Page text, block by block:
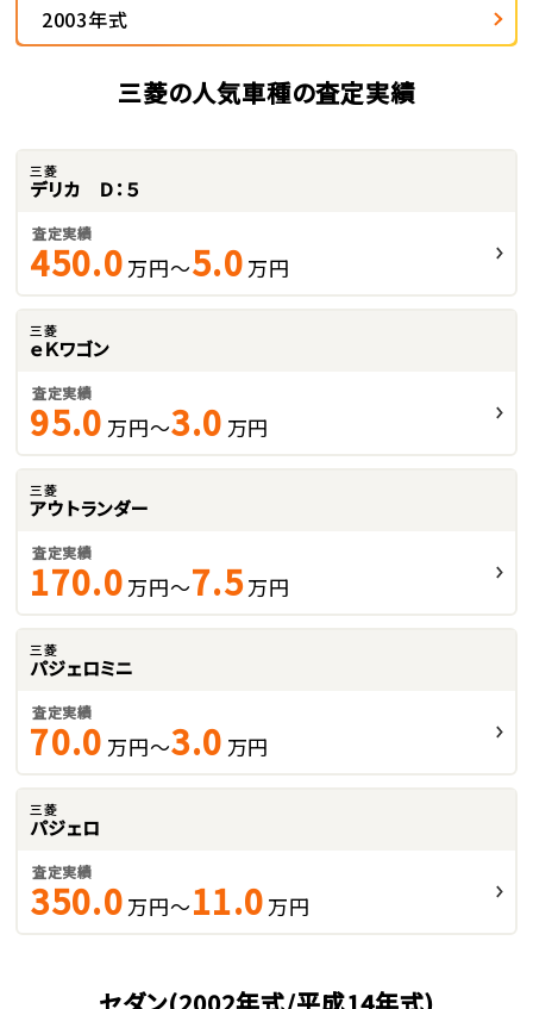
2003年式
三菱の人気車種の査定実績
三菱
デリカ Ｄ：５
査定実績
450.0 万円～5.0 万円
三菱
ｅＫワゴン
査定実績
95.0 万円～3.0 万円
三菱
アウトランダー
査定実績
170.0 万円～7.5万円
三菱
パジェロミニ
査定実績
70.0 万円～3.0 万円
三菱
パジェロ
査定実績
350.0 万円～11.0 万円
セダン(2002年式/平成14年式)